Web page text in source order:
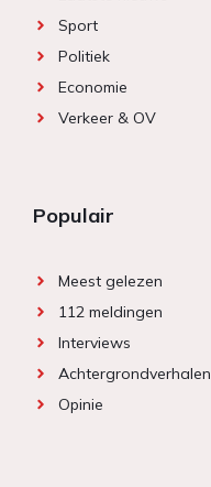
Sport
Politiek
Economie
Verkeer & OV
Populair
Meest gelezen
112 meldingen
Interviews
Achtergrondverhalen
Opinie